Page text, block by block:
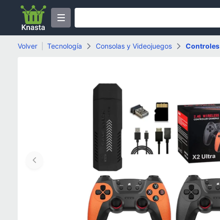
Volver Tecnología Consolas y Videojuegos